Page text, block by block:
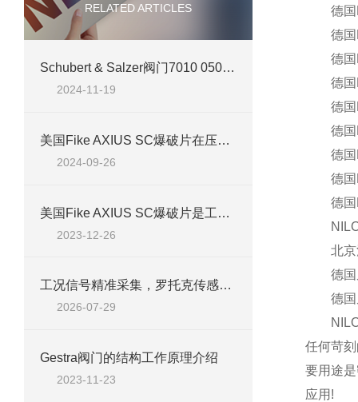
RELATED ARTICLES
​Schubert & Salzer阀门7010 050V1H1307介绍
2024-11-19
美国Fike AXIUS SC爆破片在压力保护领域的新兴应用
2024-09-26
美国Fike AXIUS SC爆破片是工业安全的关键保障
2023-12-26
工况信号精准采集，罗托克传感器服务工业阀门控制流程
2026-07-29
Gestra阀门的结构工作原理介绍
2023-11-23
德国
德国
德国
德国
德国
德国
德国
德国
德国
北京汉
德国尼
德国尼
NILOS
任何苛
要用途
应用!